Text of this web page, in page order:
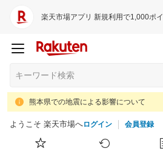
楽天市場アプリ 新規利用で1,000ポイ
熊本県での地震による影響について
ようこそ 楽天市場へログイン 会員登録